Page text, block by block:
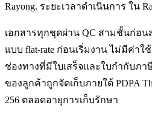
Rayong. ระยะเวลาดำเนินการ ใน
เอกสารทุกชุดผ่าน QC สามชั้นก่อน
แบบ flat-rate ก่อนเริ่มงาน ไม่มีค่า
ช่องทางที่มีใบเสร็จและใบกำกับภ
ของลูกค้าถูกจัดเก็บภายใต้ PDPA
256 ตลอดอายุการเก็บรักษา